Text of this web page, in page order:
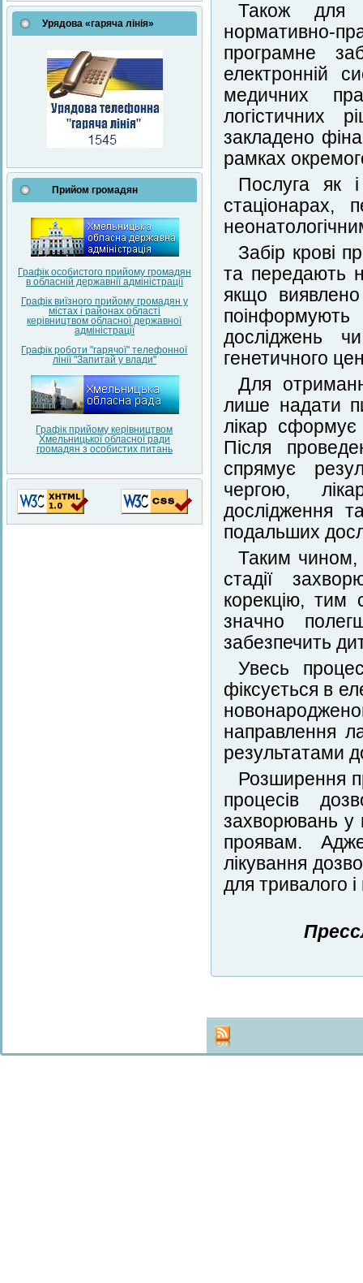
Урядова «гаряча лінія»
Прийом громадян
Графік особистого прийому громадян
в обласній державнії адміністрації
Графік виїзного прийому громадян у
містах і районах області
керівництвом обласної державної
адміністрації
Графік роботи "гарячої" телефонної
лінії "Запитай у влади"
Графік прийому керівництвом
Хмельницької обласної ради
громадян з особистих питань
Також для
нормативно-
програмне
електронній
медичних
логістичних
закладено
рамках
Послуга як
стаціонарах,
Забір крові
та передають
якщо виявлено
досліджень
генетичного
Для
лише надати
лікар сформує
Після
спрямує
чергою,
дослідження
подальших
Таким чином,
стадії
корекцію, тим
значно
забезпечить
Увесь
фіксується в
направлення
результатами
Розширення
процесів
захворювань у
проявам.
лікування
для тривалого і